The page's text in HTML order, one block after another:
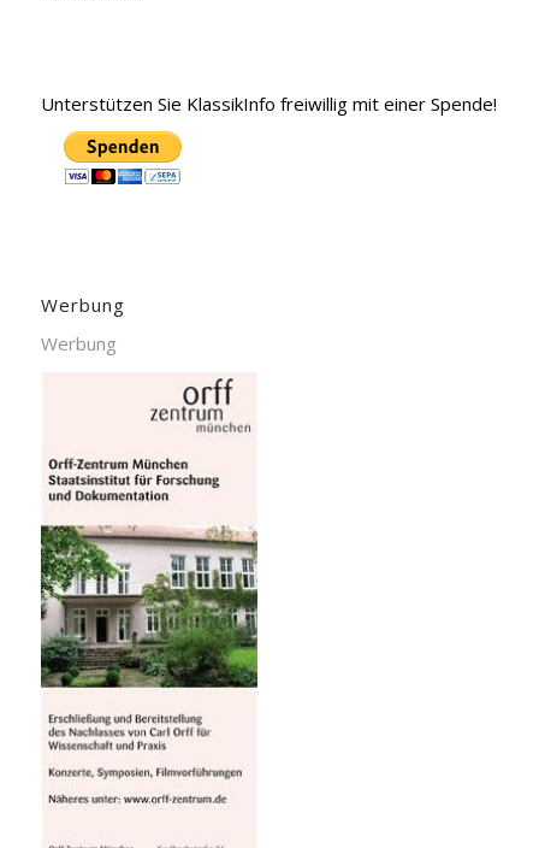
Unterstützen Sie KlassikInfo freiwillig mit einer Spende!
Werbung
Werbung